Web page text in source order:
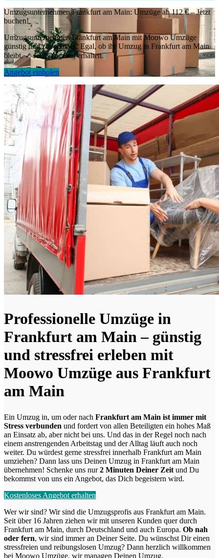
Umzugsunternehmen Frankfurt am Main: Umzüge ab 112 € – Jetzt
buchen!
Umzugsunternehmen Frankfurt am Main mit Moowo Umzüge
günstig und zuverlässig. Egal, ob ihr Umzug in Frankfurt am Main
bleibt. ✓ Jetzt Angebot erhalten.
Angebot einholen
Professionelle Umzüge in
Frankfurt am Main – günstig
und stressfrei erleben mit
Moowo Umzüge aus Frankfurt
am Main
Ein Umzug in, um oder nach Frankfurt am Main ist immer mit
Stress verbunden und fordert von allen Beteiligten ein hohes Maß
an Einsatz ab, aber nicht bei uns. Und das in der Regel noch nach
einem anstrengenden Arbeitstag und der Alltag läuft auch noch
weiter. Du würdest gerne stressfrei innerhalb Frankfurt am Main
umziehen? Dann lass uns Deinen Umzug in Frankfurt am Main
übernehmen! Schenke uns nur2 Minuten Deiner Zeit und Du
bekommst von uns ein Angebot, das Dich begeistern wird.
Kostenloses Angebot erhalten
Wer wir sind? Wir sind die Umzugsprofis aus Frankfurt am Main.
Seit über 16 Jahren ziehen wir mit unseren Kunden quer durch
Frankfurt am Main, durch Deutschland und auch Europa. Ob nah
oder fern, wir sind immer an Deiner Seite. Du wünschst Dir einen
stressfreien und reibungslosen Umzug? Dann herzlich willkommen
bei Moowo Umzüge, wir managen Deinen Umzug.